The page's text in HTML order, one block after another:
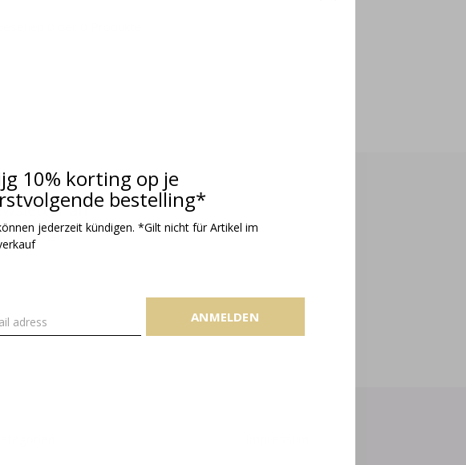
10% korting op je
bestelling*
jederzeit kündigen. *Gilt nicht für Artikel im
ANMELDEN
an
Aktionen